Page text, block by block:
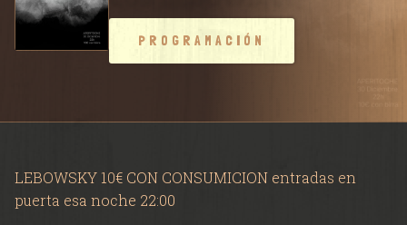
PROGRAMACIÓN
LEBOWSKY 10€ CON CONSUMICION entradas en
puerta esa noche 22:00
PROGRAMACIÓN